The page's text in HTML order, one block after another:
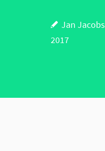
Jan Jacobs
2017